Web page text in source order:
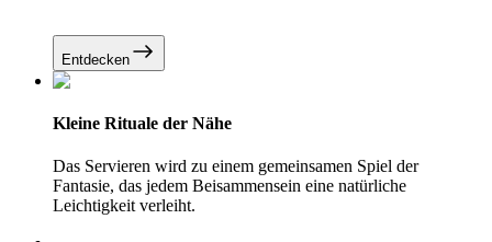
Entdecken
Kleine Rituale der Nähe
Das Servieren wird zu einem gemeinsamen Spiel der
Fantasie, das jedem Beisammensein eine natürliche
Leichtigkeit verleiht.